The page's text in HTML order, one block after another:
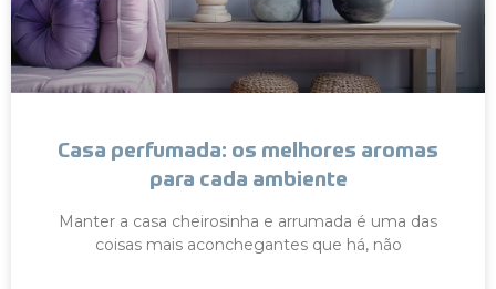
Casa perfumada: os melhores aromas
para cada ambiente
Manter a casa cheirosinha e arrumada é uma das
coisas mais aconchegantes que há, não